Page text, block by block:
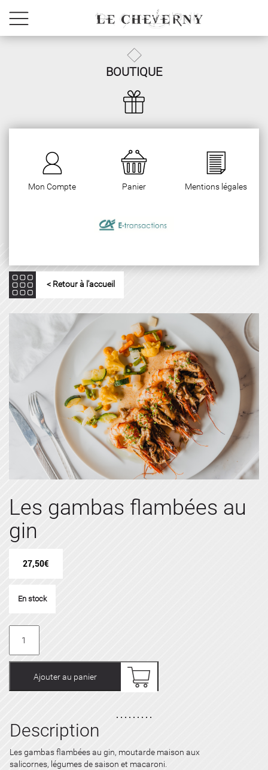
BOUTIQUE
Mon Compte Panier Mentions légales
< Retour à l'accueil
Les gambas flambées au
gin
27,50€
En stock
Les
flambées
au
Ajouter au panier
Description
Les gambas flambées au gin, moutarde maison aux
salicornes, légumes de saison et macaroni.